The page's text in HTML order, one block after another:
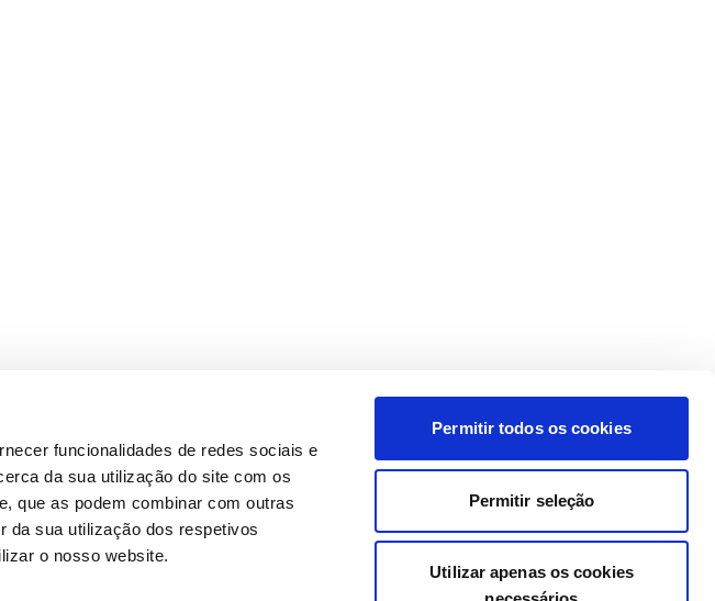
funcionalidades de redes sociais e
da sua utilização do site com os
que as podem combinar com outras
da sua utilização dos respetivos
o nosso website.
Permitir todos os cookies
Permitir seleção
Utilizar apenas os cookies